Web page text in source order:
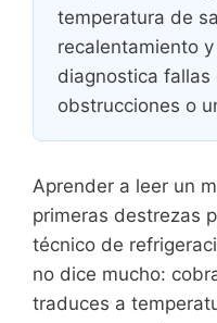
temperatura de
recalentamiento
diagnostica
obstrucciones o
Aprender a leer un
primeras destrezas
técnico de
no dice mucho:
traduces a